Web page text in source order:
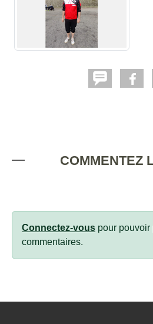
COMMENTEZ
Connectez-vous pour pouvoir
commentaires.